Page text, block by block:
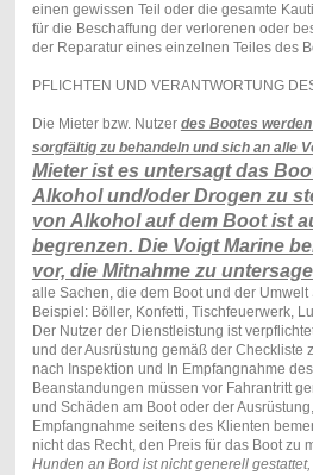
einen gewissen Teil oder die gesamte
für die Beschaffung der verlorenen oder
der Reparatur eines einzelnen Teiles des
PFLICHTEN UND VERANTWORTUNG
Die Mieter bzw. Nutzer des Bootes
sorgfältig zu behandeln und sich an alle
Mieter ist es untersagt das
Alkohol und/oder Drogen zu
von Alkohol auf dem Boot ist
begrenzen. Die Voigt Marine
vor, die Mitnahme zu
alle Sachen, die dem Boot und der
Beispiel: Böller, Konfetti, Tischfeuerwerk,
Der Nutzer der Dienstleistung ist
und der Ausrüstung gemäß der Checkliste
nach Inspektion und In Empfangnahme
Beanstandungen müssen vor Fahrantritt
und Schäden am Boot oder der
Empfangnahme seitens des Klienten
nicht das Recht, den Preis für das Boot zu
Hunden an Bord ist nicht generell